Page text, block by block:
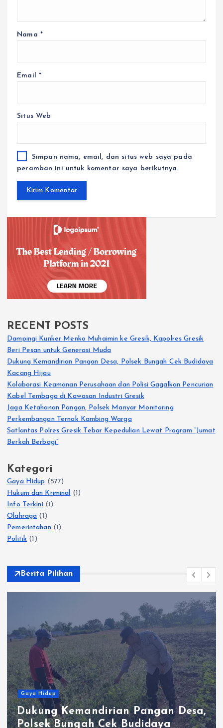
Nama *
Email *
Situs Web
Simpan nama, email, dan situs web saya pada
peramban ini untuk komentar saya berikutnya.
RECENT POSTS
Dampingi Kunker Menko Muhaimin ke Gresik, Kapolres Gresik
Beri Pesan untuk Generasi Muda
Dukung Kemandirian Pangan Desa, Polsek Bungah Cek Budidaya
Kacang Hijau
Kolaborasi Keamanan Perusahaan dan Polisi Gagalkan Pencurian
Kabel Tembaga di Kawasan Industri Gresik
Jaga Ketahanan Pangan, Polsek Manyar Monitoring
Perkembangan Ternak Kambing Warga
Satlantas Polres Gresik Tebar Kepedulian Lewat Program “Jumat
Berkah Berbagi”
Kategori
Gaya Hidup (577)
Hukum dan Kriminal (1)
Info Terkini(1)
Olahraga (1)
Pemerintahan(1)
Politik (1)
Berita Pilihan
Gaya Hidup
Dukung Kemandirian Pangan Desa,
Polsek Bungah Cek Budidaya